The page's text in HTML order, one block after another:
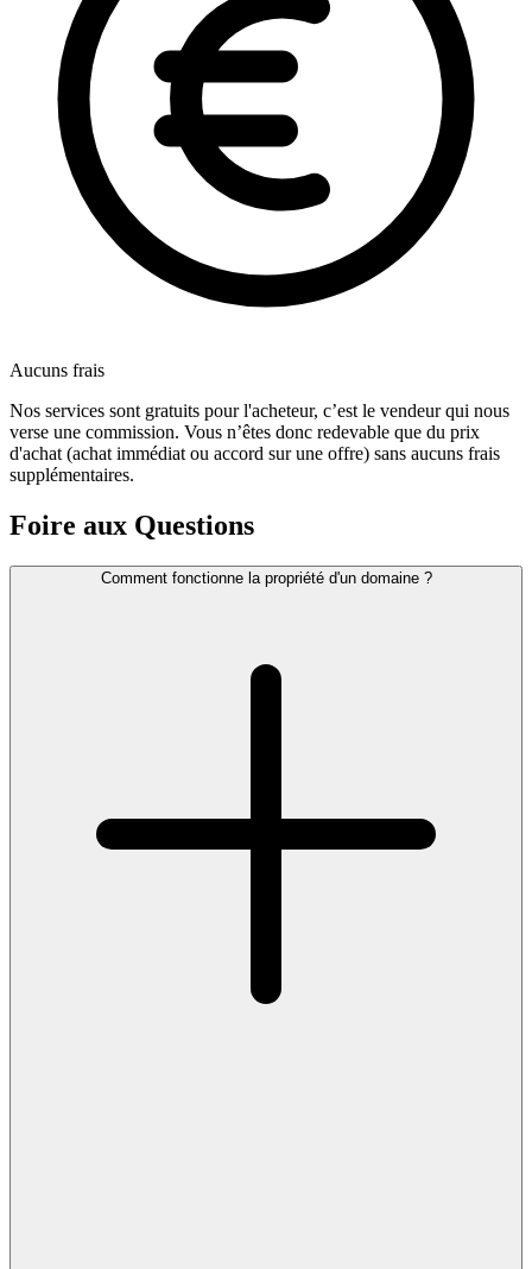
Aucuns frais
Nos services sont gratuits pour l'acheteur, c’est le vendeur qui nous
verse une commission. Vous n’êtes donc redevable que du prix
d'achat (achat immédiat ou accord sur une offre) sans aucuns frais
supplémentaires.
Foire aux Questions
Comment fonctionne la propriété d'un domaine ?